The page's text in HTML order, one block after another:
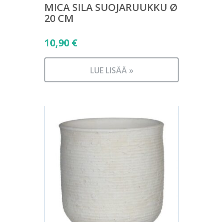
MICA SILA SUOJARUUKKU Ø
20 CM
10,90 €
LUE LISÄÄ »